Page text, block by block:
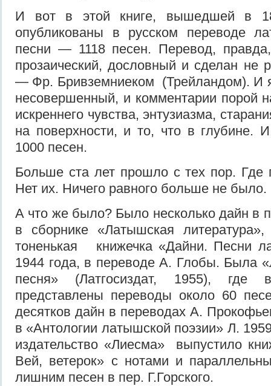
И вот в этой книге, вышедшей в
опубликованы в русском переводе
песни — 1118 песен. Перевод,
прозаиче­ский, дословный и сделан не
— Фр. Бривземниеком (Трейландом). И
несовершенный, и комментарии порой
ис­креннего чувства, энтузиазма,
на поверхно­сти, и то, что в
1000 песен.
Больше ста лет прошло с тех пор. Где
Нет их. Ничего равного больше не было.
А что же было? Было несколько дайн в
в сбор­нике «Латышская
тоненькая книжечка «Дайни. Песни
1944 года, в переводе А. Глобы. Бы­ла
песня» (Латгосиздат, 1955), где
представлены переводы около 60
десятков дайн в переводах А.
в «Антологии латышской поэзии» Л.
издательство «Лиесма» выпустило
Вей, ветерок» с нотами и
лишним песен в пер. Г.Горcкого.